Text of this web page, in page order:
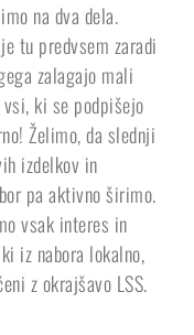
na dva dela.
tu predvsem zaradi
zalagajo mali
ki se podpišejo
Želimo, da slednji
izdelkov in
pa aktivno širimo.
vsak interes in
iz nabora lokalno,
z okrajšavo LSS.